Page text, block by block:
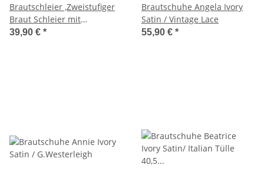
Brautschleier ,Zweistufiger
Braut Schleier mit
Starsssteinen und Perlen
39,90 € *
Brautschuhe Angela Ivory
Satin / Vintage Lace
55,90 € *